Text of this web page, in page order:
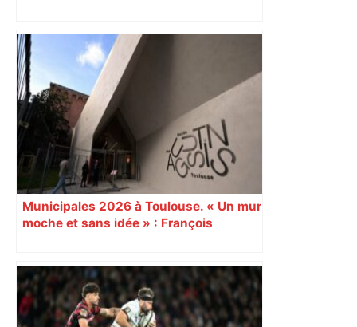
Municipales 2026 à Toulouse. « Un mur
moche et sans idée » : François
Augustins